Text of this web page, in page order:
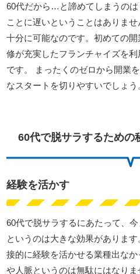
60代だから…と諦めてしまうの
ことに遅いということはありま
十分に可能なのです。初めての
修が充実したフランチャイズを
です。 まったくのゼロから開業
なスタートを切りやすいでしょう
60代で脱サラするための
経験を活かす
60代で脱サラするにあたって、
というのは大きな効果がありま
接的に経験を活かせる業種出な
や人脈というのは無駄にはなり